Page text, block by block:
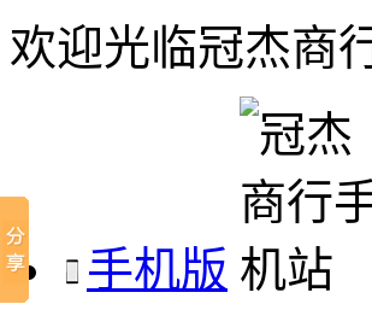
欢迎光临冠杰商
手机版